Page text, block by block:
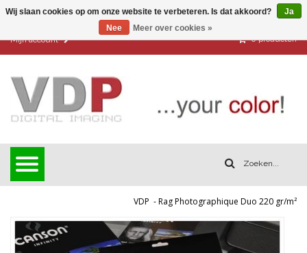
Mijn account 0 producten
VDP -Rag Photographique Duo 220 gr/m²
Wij slaan cookies op om onze website te verbeteren. Is dat akkoord?
Ja
Nee
Meer over cookies »